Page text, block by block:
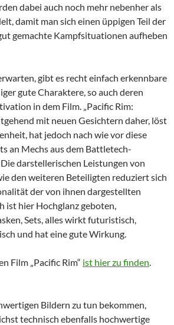
dabei auch noch mehr nebenher als
damit man sich einen üppigen Teil der
gemachte Kampfsituationen aufheben
gibt es recht einfach erkennbare
gute Charaktere, so auch deren
in dem Film. „Pacific Rim:
mit neuen Gesichtern daher, löst
hat jedoch nach wie vor diese
an Mechs aus dem Battletech-
darstellerischen Leistungen von
den weiteren Beteiligten reduziert sich
der von ihnen dargestellten
ist hier Hochglanz geboten,
Sets, alles wirkt futuristisch,
und hat eine gute Wirkung.
Film „Pacific Rim“ ist hier zu finden
Bildern zu tun bekommen,
technisch ebenfalls hochwertige